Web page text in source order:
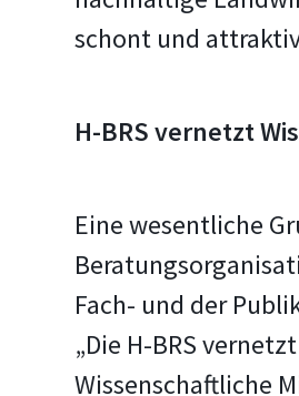
schont und
H-BRS vernetzt
Eine wesentliche
Fach- und der
„Die H-BRS
Wissenschaftliche